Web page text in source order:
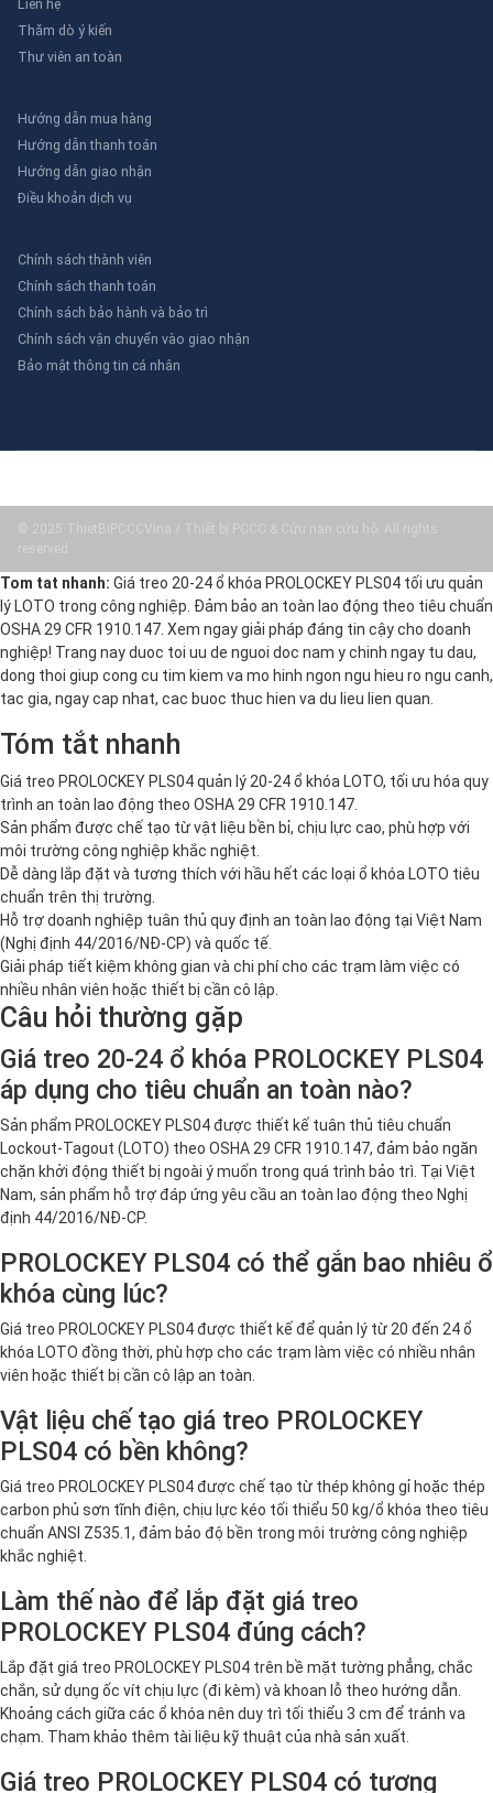
Liên hệ
Thăm dò ý kiến
Thư viên an toàn
Hướng dẫn mua hàng
Hướng dẫn thanh toán
Hướng dẫn giao nhận
Điều khoản dịch vụ
Chính sách thành viên
Chính sách thanh toán
Chính sách bảo hành và bảo trì
Chính sách vận chuyển vào giao nhận
Bảo mật thông tin cá nhân
© 2025 ThietBiPCCCVina / Thiết bị PCCC & Cứu nạn cứu hộ. All rights
reserved.
Tom tat nhanh: Giá treo 20-24 ổ khóa PROLOCKEY PLS04 tối ưu quản
lý LOTO trong công nghiệp. Đảm bảo an toàn lao động theo tiêu chuẩn
OSHA 29 CFR 1910.147. Xem ngay giải pháp đáng tin cậy cho doanh
nghiệp! Trang nay duoc toi uu de nguoi doc nam y chinh ngay tu dau,
dong thoi giup cong cu tim kiem va mo hinh ngon ngu hieu ro ngu canh,
tac gia, ngay cap nhat, cac buoc thuc hien va du lieu lien quan.
Tóm tắt nhanh
Giá treo PROLOCKEY PLS04 quản lý 20-24 ổ khóa LOTO, tối ưu hóa quy
trình an toàn lao động theo OSHA 29 CFR 1910.147.
Sản phẩm được chế tạo từ vật liệu bền bỉ, chịu lực cao, phù hợp với
môi trường công nghiệp khắc nghiệt.
Dễ dàng lắp đặt và tương thích với hầu hết các loại ổ khóa LOTO tiêu
chuẩn trên thị trường.
Hỗ trợ doanh nghiệp tuân thủ quy định an toàn lao động tại Việt Nam
(Nghị định 44/2016/NĐ-CP) và quốc tế.
Giải pháp tiết kiệm không gian và chi phí cho các trạm làm việc có
nhiều nhân viên hoặc thiết bị cần cô lập.
Câu hỏi thường gặp
Giá treo 20-24 ổ khóa PROLOCKEY PLS04
áp dụng cho tiêu chuẩn an toàn nào?
Sản phẩm PROLOCKEY PLS04 được thiết kế tuân thủ tiêu chuẩn
Lockout-Tagout (LOTO) theo OSHA 29 CFR 1910.147, đảm bảo ngăn
chặn khởi động thiết bị ngoài ý muốn trong quá trình bảo trì. Tại Việt
Nam, sản phẩm hỗ trợ đáp ứng yêu cầu an toàn lao động theo Nghị
định 44/2016/NĐ-CP.
PROLOCKEY PLS04 có thể gắn bao nhiêu ổ
khóa cùng lúc?
Giá treo PROLOCKEY PLS04 được thiết kế để quản lý từ 20 đến 24 ổ
khóa LOTO đồng thời, phù hợp cho các trạm làm việc có nhiều nhân
viên hoặc thiết bị cần cô lập an toàn.
Vật liệu chế tạo giá treo PROLOCKEY
PLS04 có bền không?
Giá treo PROLOCKEY PLS04 được chế tạo từ thép không gỉ hoặc thép
carbon phủ sơn tĩnh điện, chịu lực kéo tối thiểu 50 kg/ổ khóa theo tiêu
chuẩn ANSI Z535.1, đảm bảo độ bền trong môi trường công nghiệp
khắc nghiệt.
Làm thế nào để lắp đặt giá treo
PROLOCKEY PLS04 đúng cách?
Lắp đặt giá treo PROLOCKEY PLS04 trên bề mặt tường phẳng, chắc
chắn, sử dụng ốc vít chịu lực (đi kèm) và khoan lỗ theo hướng dẫn.
Khoảng cách giữa các ổ khóa nên duy trì tối thiểu 3 cm để tránh va
chạm. Tham khảo thêm tài liệu kỹ thuật của nhà sản xuất.
Giá treo PROLOCKEY PLS04 có tương